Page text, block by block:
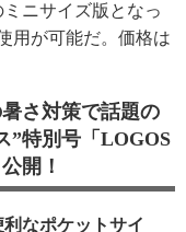
ニサイズ版となっ
用が可能だ。価格は
さ対策で話題の
”特別号「LOGOS
開！
なポケットサイ